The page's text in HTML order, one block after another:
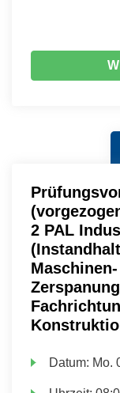
2 PAL
Datum: Mo.